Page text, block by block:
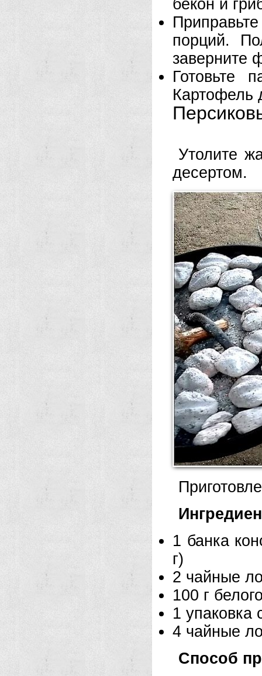
бекон и
порций.
заверните
Готовьте
Картофель
Утолите
десертом.
1 банка
г)
2 чайные
100 г
1 упаковка
4 чайные
Способ